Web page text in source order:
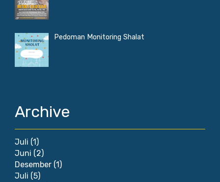
Pedoman Monitoring Shalat
Archive
Juli (1)
Juni (2)
Desember (1)
Juli (5)